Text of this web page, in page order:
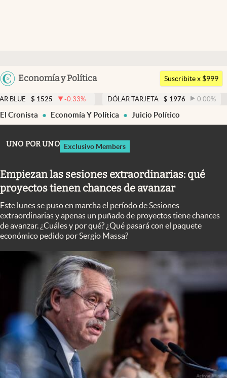
Argentina
Economía y Política
Members
Economía y Política
Finanzas y Mercados
Columnistas
Otras secciones
Apertura
Infotechnology
Clase
Mundial 2026
Eventos Corporativos
El Cronista Studio
Mediakit
abre en nueva pestaña
Argentina
Suscribite x $999
-0.33% DÓLAR TARJETA $ 1976 0.00 % DÓLAR
El Cronista Economía Y Política Juicio Político
UNO POR UNO Exclusivo Members
Empiezan las sesiones extraordinarias: qué
proyectos tienen chances de avanzar
Este lunes se puso en marcha el período de Sesiones
extraordinarias y apenas un puñado de proyectos tiene chances
de avanzar. ¿Cuáles y por qué? ¿Qué pasará con el paquete
económico pedido por Sergio Massa?